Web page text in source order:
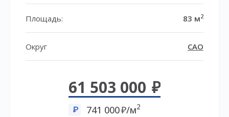
Площадь: 83 м2
Округ САО
61 503 000
741 000 /м2